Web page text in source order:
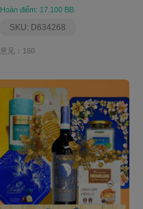
Hoàn điểm: 17.100 BB
SKU: D634268
意见：160